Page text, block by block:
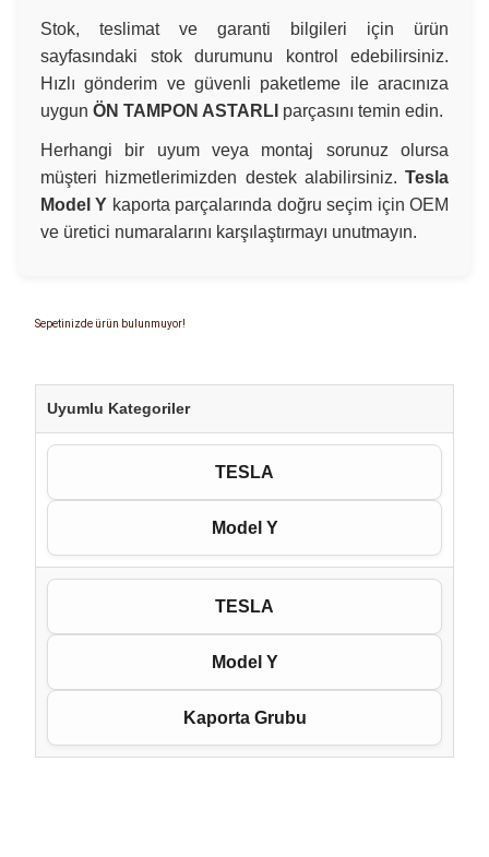
Stok, teslimat ve garanti bilgileri için ürün
sayfasındaki stok durumunu kontrol edebilirsiniz.
Hızlı gönderim ve güvenli paketleme ile aracınıza
uygun ÖN TAMPON ASTARLI parçasını temin edin.
Herhangi bir uyum veya montaj sorunuz olursa
müşteri hizmetlerimizden destek alabilirsiniz. Tesla
Model Y kaporta parçalarında doğru seçim için OEM
ve üretici numaralarını karşılaştırmayı unutmayın.
Sepetinizde ürün bulunmuyor!
Uyumlu Kategoriler
TESLA
Model Y
TESLA
Model Y
Kaporta Grubu